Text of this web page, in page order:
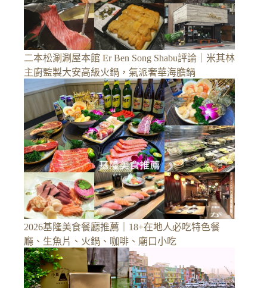
二本松涮涮屋本館 Er Ben Song Shabu評論｜米其林
主廚監製大安高級火鍋，氣派奢華海膽鍋
2026基隆美食餐廳推薦｜18+在地人必吃特色餐
廳、生魚片、火鍋、咖啡、廟口小吃